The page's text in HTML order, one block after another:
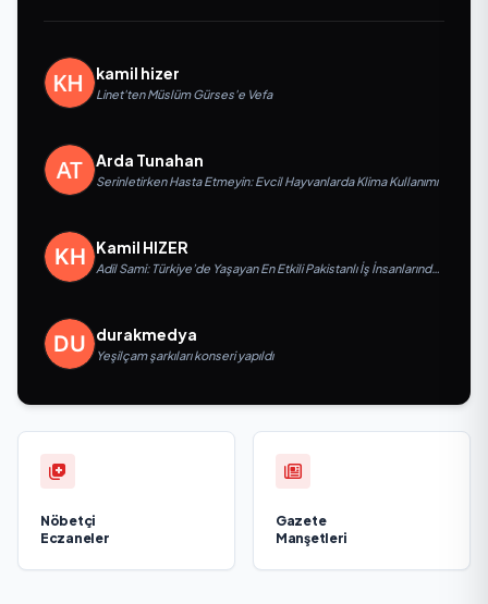
kamil hizer
Linet'ten Müslüm Gürses'e Vefa
Arda Tunahan
Serinletirken Hasta Etmeyin: Evcil Hayvanlarda Klima Kullanımı
Kamil HIZER
Adil Sami: Türkiye’de Yaşayan En Etkili Pakistanlı İş İnsanlarından
durakmedya
Yeşilçam şarkıları konseri yapıldı
Nöbetçi
Eczaneler
Gazete
Manşetleri